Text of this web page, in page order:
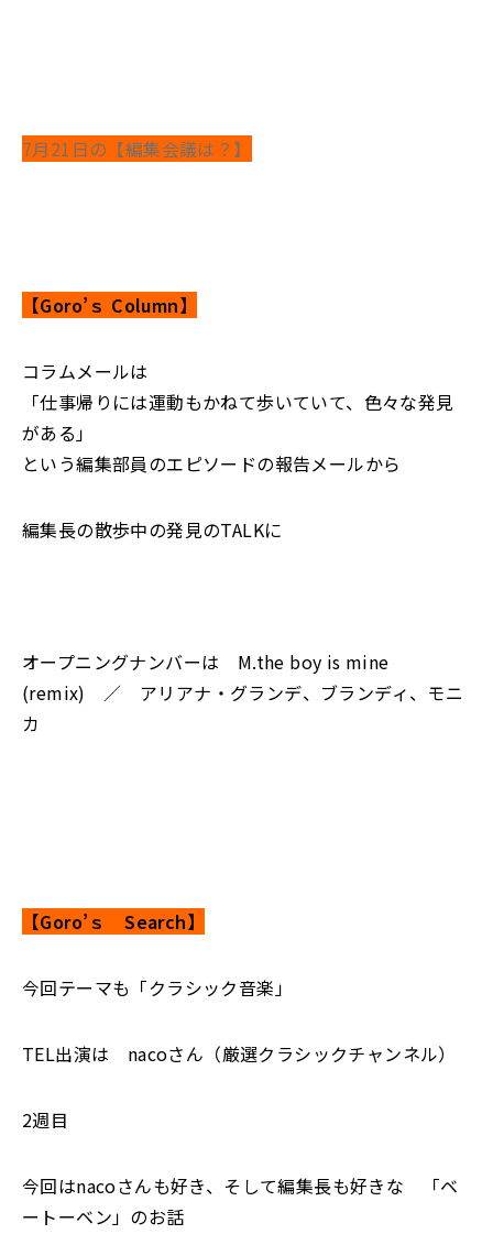
7月21日の【編集会議は？】
【Goro’ｓ Column】
コラムメールは
「仕事帰りには運動もかねて歩いていて、色々な発見
がある」
という編集部員のエピソードの報告メールから
編集長の散歩中の発見のTALKに
オープニングナンバーは M.the boy is mine
(remix) ／ アリアナ・グランデ、ブランディ、モニ
カ
【Goro’ｓ Search】
今回テーマも「クラシック音楽」
TEL出演は nacoさん（厳選クラシックチャンネル）
2週目
今回はnacoさんも好き、そして編集長も好きな 「ベ
ートーベン」のお話